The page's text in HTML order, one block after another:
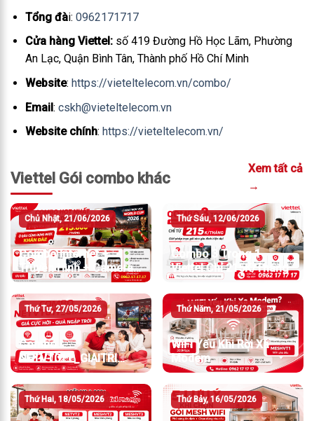
Tổng đài: 0962171717
Cửa hàng Viettel:số 419 Đường Hồ Học Lãm, Phường
An Lạc, Quận Bình Tân, Thành phố Hồ Chí Minh
Website: https://vieteltelecom.vn/combo/
Email: cskh@vieteltelecom.vn
Website chính: https://vieteltelecom.vn/
Viettel Gói combo khác
Xem tất cả
→
Chủ Nhật, 21/06/2026
Combo Internet +
Truyền Hình + Camera
Viettel Chỉ Từ
215K/Tháng
Thứ Sáu, 12/06/2026
Combo 3 Trong 1
Viettel Chỉ 215K/Tháng
Thứ Tư, 27/05/2026
Combo
NETVT01T_GIAITRI
Viettel
Thứ Năm, 21/05/2026
WiFi Yếu Khi Rời Xa
Modem
Thứ Hai, 18/05/2026 Thứ Bảy, 16/05/2026